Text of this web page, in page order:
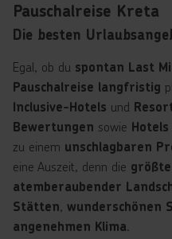
Pauschalreise Kreta
Die besten
Egal, ob du spontan Last
Pauschalreise langfristig
Inclusive-Hotels und
Bewertungen sowie
zu einem unschlagbaren
eine Auszeit, denn die
atemberaubender
Stätten, wunderschönen
angenehmen Klima.